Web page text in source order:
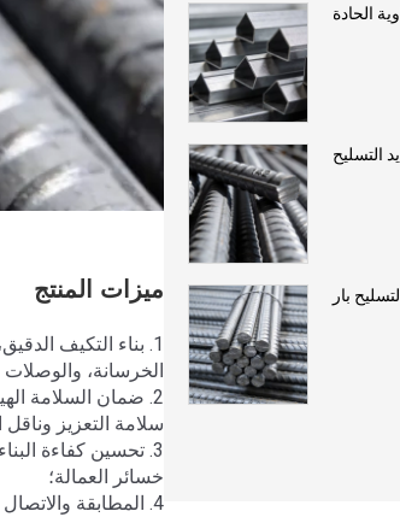
الحادة
التسليح
بار ميزات المنتج
1. بناء التكيف
الخرسانة، والوصلات
2. ضمان السلامة
سلامة التعزيز
3. تحسين كفاءة
خسائر العمالة؛
4. المطابقة